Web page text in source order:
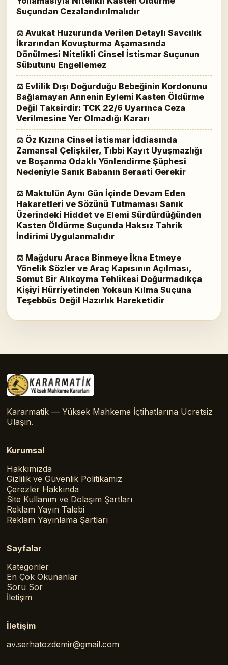
Suçundan Cezalandırılmalıdır
⚖ Avukat Huzurunda Verilen Detaylı Savcılık
İkrarından Kovuşturma Aşamasında
Dönülmesi Nitelikli Cinsel İstismar Suçunun
Sübutunu Engellemez
⚖ Evlilik Dışı Doğurduğu Bebeğinin Kordonunu
Bağlamayan Annenin Eylemi Kasten Öldürme
Değil Taksirdir: TCK 22/6 Uyarınca Ceza
Verilmesine Yer Olmadığı Kararı
⚖ Öz Kızına Cinsel İstismar İddiasında
Zamansal Çelişkiler, Tıbbi Kayıt Uyuşmazlığı
ve Boşanma Odaklı Yönlendirme Şüphesi
Nedeniyle Sanık Babanın Beraati Gerekir
⚖ Maktulün Aynı Gün İçinde Devam Eden
Hakaretleri ve Sözünü Tutmaması Sanık
Üzerindeki Hiddet ve Elemi Sürdürdüğünden
Kasten Öldürme Suçunda Haksız Tahrik
İndirimi Uygulanmalıdır
⚖ Mağduru Araca Binmeye İkna Etmeye
Yönelik Sözler ve Araç Kapısının Açılması,
Somut Bir Alıkoyma Tehlikesi Doğurmadıkça
Kişiyi Hürriyetinden Yoksun Kılma Suçuna
Teşebbüs Değil Hazırlık Hareketidir
Kararmatik — Yüksek Mahkeme İçtihatlarına Ücretsiz
Ulaşın.
Kurumsal
Hakkımızda
Gizlilik ve Güvenlik Politikamız
Çerezler Hakkında
Site Kullanım ve Dolaşım Şartları
Reklam Yayın Talebi
Reklam Yayınlama Şartları
Sayfalar
Kategoriler
En Çok Okunanlar
Soru Sor
İletişim
İletişim
av.serhatozdemir@gmail.com